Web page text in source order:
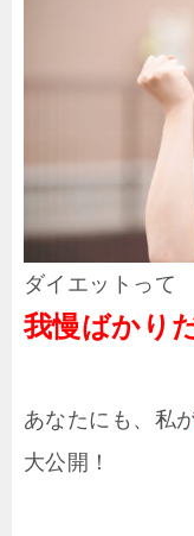
ダイエットって
我慢ばかり
あなたにも、私
大公開！